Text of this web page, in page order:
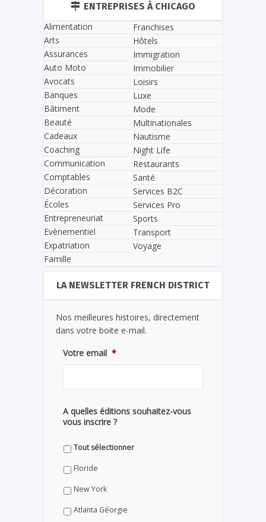
ENTREPRISES À CHICAGO
Alimentation
Arts
Assurances
Auto Moto
Avocats
Banques
Bâtiment
Beauté
Cadeaux
Coaching
Communication
Comptables
Décoration
Écoles
Entrepreneuriat
Evènementiel
Expatriation
Famille
Franchises
Hôtels
Immigration
Immobilier
Loisirs
Luxe
Mode
Multinationales
Nautisme
Night Life
Restaurants
Santé
Services B2C
Services Pro
Sports
Transport
Voyage
LA NEWSLETTER FRENCH DISTRICT
Nos meilleures histoires, directement
dans votre boite e-mail.
Votre email *
A quelles éditions souhaitez-vous
vous inscrire ?
Tout sélectionner
Floride
New York
Atlanta Géorgie